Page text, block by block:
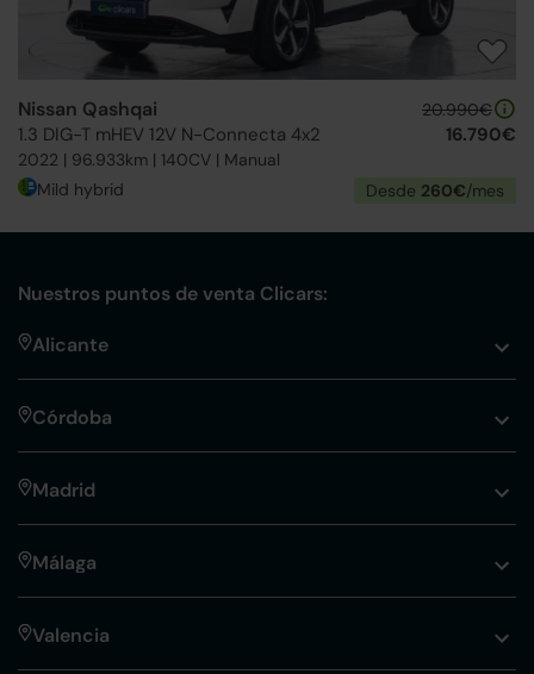
Nissan Qashqai
1.3 DIG-T mHEV 12V N-Connecta 4x2
2022 | 96.933km | 140CV | Manual
20.990€
16.790€
Mild hybrid Desde 260€/mes
Nuestros puntos de venta Clicars:
Alicante
Córdoba
Madrid
Málaga
Valencia